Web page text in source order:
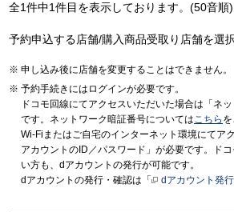
全1件中1件目を表示しております。(50音順)
予約申込する店舗/購入商品受取り店舗を選
申し込み後に店舗を変更することはできません。
予約手続きにはログインが必要です。
ドコモ回線にてアクセスいただいた場合は「ネ
です。ネットワーク暗証番号についてはこちら
Wi-Fiまたはご自宅のインターネット環境にてア
アカウントのID／パスワード」が必要です。ド
い方も、dアカウントの発行が可能です。
dアカウントの発行・確認は「
dアカウント発行